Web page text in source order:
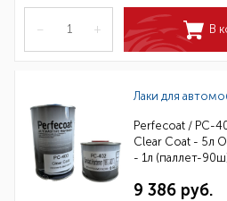
– + В
Лаки для
Perfecoat / PC-
Clear Coat - 5л
- 1л (паллет-
9 386 руб.